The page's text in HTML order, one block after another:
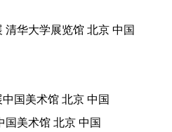
清华大学展览馆 北京 中国
国美术馆 北京 中国
国美术馆 北京 中国